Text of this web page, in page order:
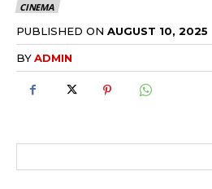
CINEMA
PUBLISHED ON AUGUST 10, 2025
BYADMIN